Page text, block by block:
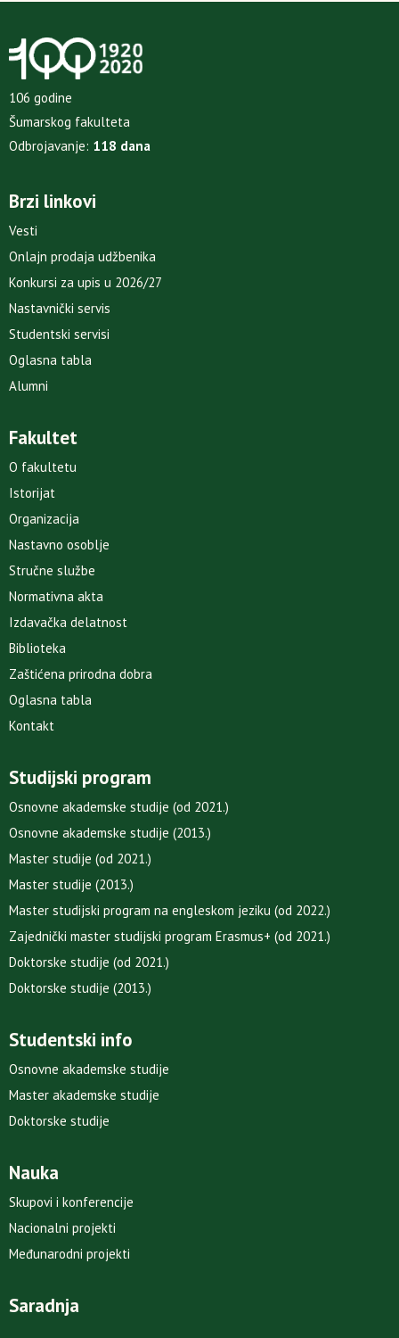
106 godine
Šumarskog fakulteta
Odbrojavanje: 118 dana
Brzi linkovi
Vesti
Onlajn prodaja udžbenika
Konkursi za upis u 2026/27
Nastavnički servis
Studentski servisi
Oglasna tabla
Alumni
Fakultet
O fakultetu
Istorijat
Organizacija
Nastavno osoblje
Stručne službe
Normativna akta
Izdavačka delatnost
Biblioteka
Zaštićena prirodna dobra
Oglasna tabla
Kontakt
Studijski program
Osnovne akademske studije (od 2021.)
Osnovne akademske studije (2013.)
Master studije (od 2021.)
Master studije (2013.)
Master studijski program na engleskom jeziku (od 2022.)
Zajednički master studijski program Erasmus+ (od 2021.)
Doktorske studije (od 2021.)
Doktorske studije (2013.)
Studentski info
Osnovne akademske studije
Master akademske studije
Doktorske studije
Nauka
Skupovi i konferencije
Nacionalni projekti
Međunarodni projekti
Saradnja